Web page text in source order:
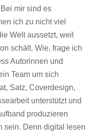
mir sind es
ich zu nicht viel
Welt aussetzt, weil
schält. Wie, frage ich
Autorinnen und
Team um sich
Satz, Coverdesign,
unterstützt und
produzieren
sein. Denn digital lesen